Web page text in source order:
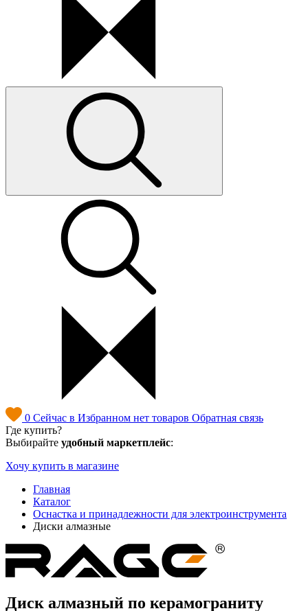
0 Сейчас в Избранном нет товаров Обратная связь
Где купить?
Выбирайте удобный маркетплейс:
Хочу купить в магазине
Главная
Каталог
Оснастка и принадлежности для электроинструмента
Диски алмазные
Диск алмазный по керамограниту